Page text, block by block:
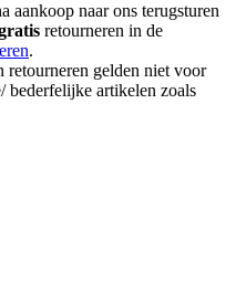
aankoop naar ons terugsturen
retourneren in de
.
gelden niet voor
bederfelijke artikelen zoals